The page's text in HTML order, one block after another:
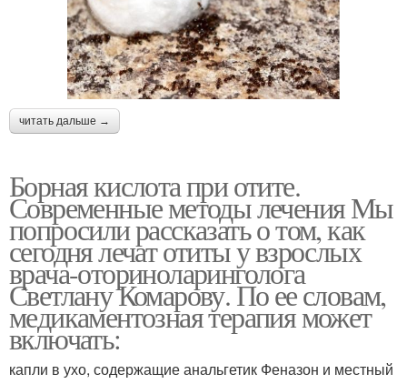
читать дальше →
Борная кислота при отите.
Современные методы лечения Мы
попросили рассказать о том, как
сегодня лечат отиты у взрослых
врача-оториноларинголога
Светлану Комарову. По ее словам,
медикаментозная терапия может
включать:
капли в ухо, содержащие анальгетик Феназон и местный